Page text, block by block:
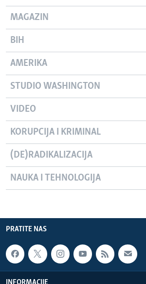
MAGAZIN
BIH
AMERIKA
STUDIO WASHINGTON
VIDEO
KORUPCIJA I KRIMINAL
(DE)RADIKALIZACIJA
NAUKA I TEHNOLOGIJA
PRATITE NAS